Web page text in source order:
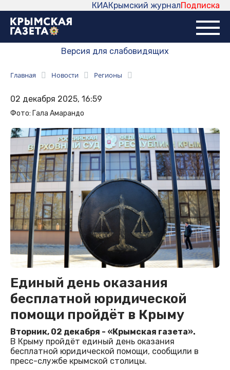
Подписка
Крымский журнал
КИА
Версия для слабовидящих
Главная Новости Регионы
02 декабря 2025, 16:59
Фото: Гала Амарандо
Единый день оказания
бесплатной юридической
помощи пройдёт в Крыму
Вторник, 02 декабря - «Крымская газета».
В Крыму пройдёт единый день оказания
бесплатной юридической помощи, сообщили в
пресс-службе крымской столицы.